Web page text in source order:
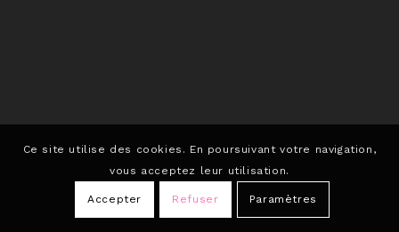
Ce site utilise des cookies. En poursuivant votre navigation,
vous acceptez leur utilisation.
Accepter Refuser Paramètres